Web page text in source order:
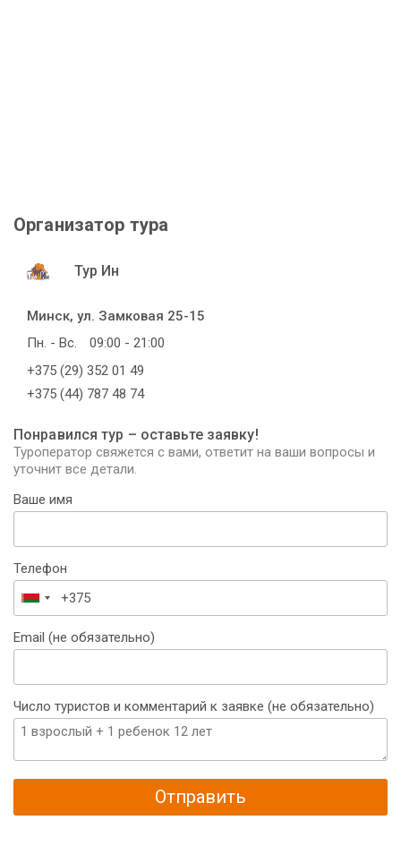
Организатор тура
Тур Ин
Минск, ул. Замковая 25-15
Пн. - Вс.
09:00 - 21:00
+375 (29) 352 01 49
+375 (44) 787 48 74
Понравился тур – оставьте заявку!
Туроператор свяжется с вами, ответит на ваши вопросы и
уточнит все детали.
Ваше имя
Телефон
Беларусь
+375
Email (не обязательно)
Число туристов и комментарий к заявке (не обязательно)
Отправить